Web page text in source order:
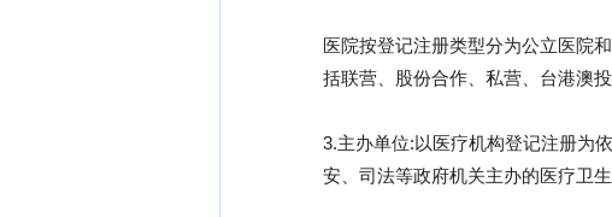
医院按登记注册类型分为公立医院
括联营、股份合作、私营、台港澳
3.主办单位:以医疗机构登记注册为
安、司法等政府机关主办的医疗卫